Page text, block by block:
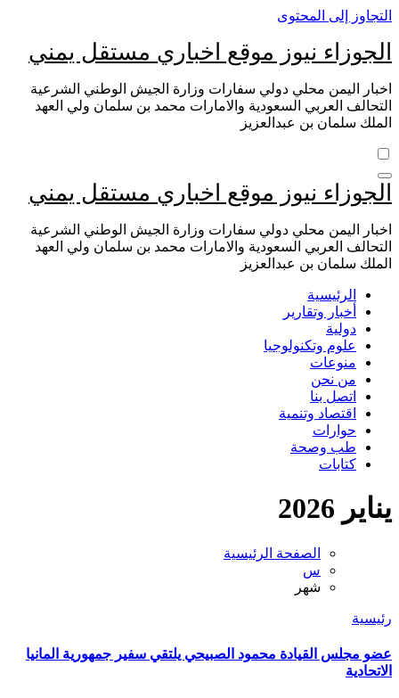
التجاوز إلى المحتوى
الجوزاء نيوز موقع اخباري مستقل يمني
اخبار اليمن محلي دولي سفارات وزارة الجيش الوطني الشرعية
التحالف العربي السعودية والامارات محمد بن سلمان ولي العهد
الملك سلمان بن عبدالعزيز
الجوزاء نيوز موقع اخباري مستقل يمني
اخبار اليمن محلي دولي سفارات وزارة الجيش الوطني الشرعية
التحالف العربي السعودية والامارات محمد بن سلمان ولي العهد
الملك سلمان بن عبدالعزيز
الرئيسية
أخبار وتقارير
دولية
علوم وتكنولوجيا
منوعات
من نحن
اتصل بنا
اقتصاد وتنمية
حوارات
طب وصحة
كتابات
يناير 2026
الصفحة الرئيسية
س
شهر
رئيسية
عضو مجلس القيادة محمود الصبيحي يلتقي سفير جمهورية المانيا
الاتحادية